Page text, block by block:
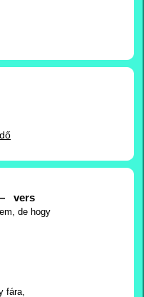
vers
de hogy
fára,